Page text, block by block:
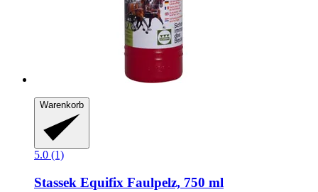
Warenkorb
5.0 (1)
Stassek Equifix Faulpelz, 750 ml